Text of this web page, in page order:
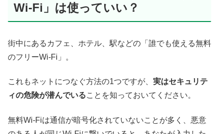
Wi-Fi」は使っていい？
街中にあるカフェ、ホテル、駅などの「誰でも使える無料
のフリーWi-Fi」。
これもネットにつなぐ方法の1つですが、 実はセキュリテ
ィの危険が潜んでいることを知っておいてください。
無料Wi-Fiは通信が暗号化されていないことが多く、悪意